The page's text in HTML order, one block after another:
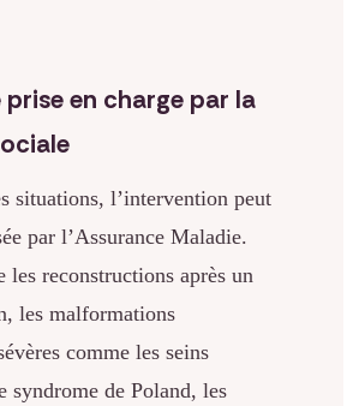
prise en charge par la
situations, l’intervention peut
par l’Assurance Maladie.
les reconstructions après un
les malformations
comme les seins
syndrome de Poland, les